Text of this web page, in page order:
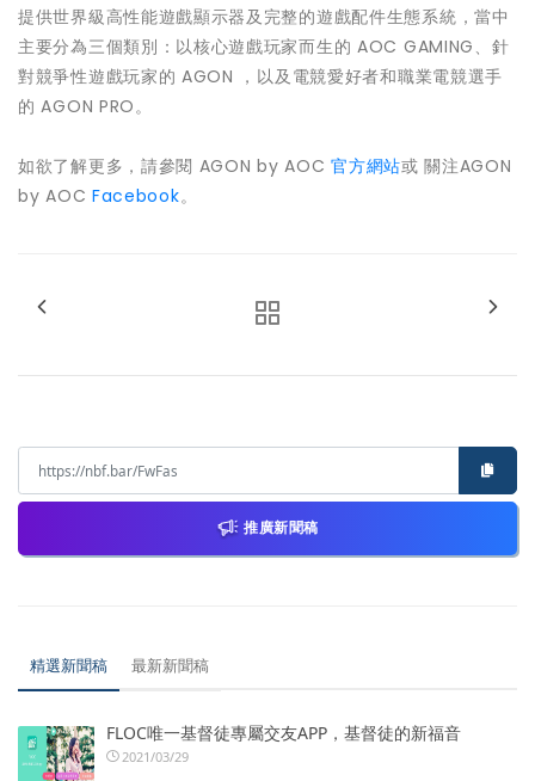
提供世界級高性能遊戲顯示器及完整的遊戲配件生態系統，當中
主要分為三個類別：以核心遊戲玩家而生的 AOC GAMING、針
對競爭性遊戲玩家的 AGON ，以及電競愛好者和職業電競選手
的 AGON PRO。
如欲了解更多，請參閱 AGON by AOC官方網站或 關注AGON
by AOC Facebook。
推廣新聞稿
精選新聞稿 最新新聞稿
FLOC唯一基督徒專屬交友APP，基督徒的新福音
2021/03/29